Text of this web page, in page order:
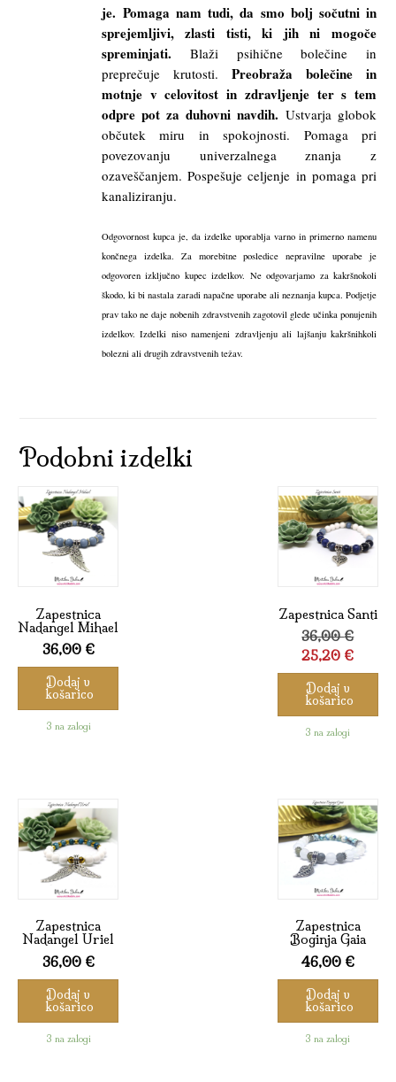
je. Pomaga nam tudi, da smo bolj sočutni in
sprejemljivi, zlasti tisti, ki jih ni mogoče
spreminjati. Blaži psihične bolečine in
preprečuje krutosti.Preobraža bolečine in
motnje v celovitost in zdravljenje ter s tem
odpre pot za duhovni navdih. Ustvarja globok
občutek miru in spokojnosti. Pomaga pri
povezovanju univerzalnega znanja z
ozaveščanjem. Pospešuje celjenje in pomaga pri
kanaliziranju.
Odgovornost kupca je, da izdelke uporablja varno in primerno namenu
končnega izdelka. Za morebitne posledice nepravilne uporabe je
odgovoren izključno kupec izdelkov. Ne odgovarjamo za kakršnokoli
škodo, ki bi nastala zaradi napačne uporabe ali neznanja kupca. Podjetje
prav tako ne daje nobenih zdravstvenih zagotovil glede učinka ponujenih
izdelkov. Izdelki niso namenjeni zdravljenju ali lajšanju kakršnihkoli
bolezni ali drugih zdravstvenih težav.
Podobni izdelki
Zapestnica
Nadangel Mihael
36,00 €
Dodaj v
košarico
3 na zalogi
Zapestnica Santi
36,00€Izvirna
cena
je
36,00
25,20 €
cena
25,20
Dodaj v
košarico
3 na zalogi
Zapestnica
Nadangel Uriel
36,00 €
Dodaj v
košarico
3 na zalogi
Zapestnica
Boginja Gaia
46,00 €
Dodaj v
košarico
3 na zalogi